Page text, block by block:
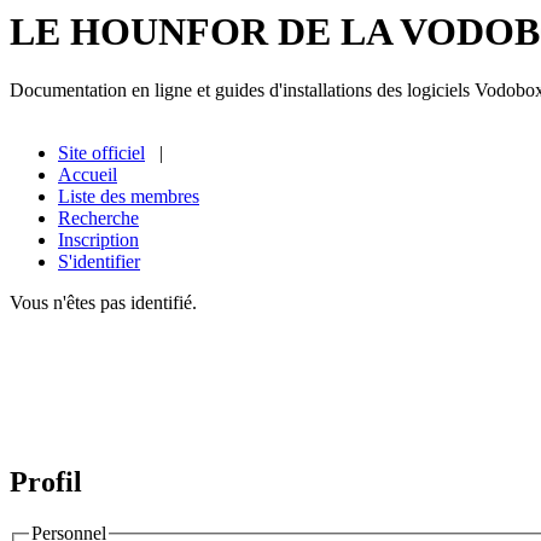
LE HOUNFOR DE LA
Documentation en ligne et guides d'installations des logiciels
Site officiel |
Accueil
Liste des membres
Recherche
Inscription
S'identifier
Vous n'êtes pas identifié.
Profil
Personnel